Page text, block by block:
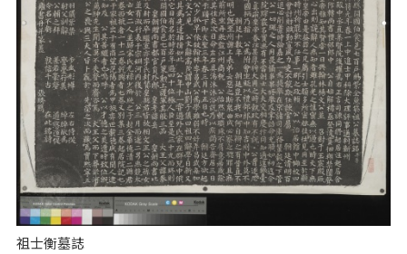
祖士衡墓誌